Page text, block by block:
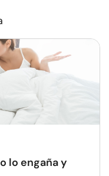
lo engaña y